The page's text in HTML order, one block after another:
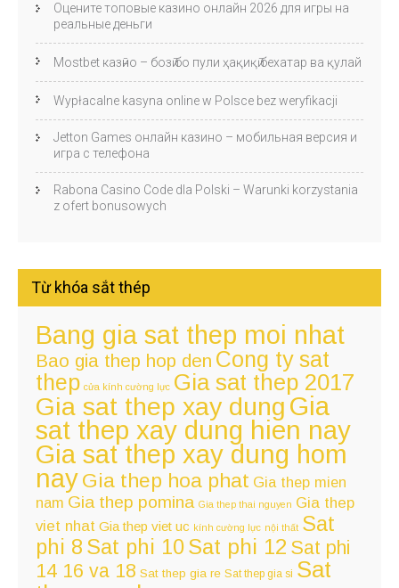
Оцените топовые казино онлайн 2026 для игры на
реальные деньги
Mostbet казӣно – бозӣ бо пули ҳақиқӣ бехатар ва қулай
Wypłacalne kasyna online w Polsce bez weryfikacji
Jetton Games онлайн казино – мобильная версия и
игра с телефона
Rabona Casino Code dla Polski – Warunki korzystania
z ofert bonusowych
Từ khóa sắt thép
Bang gia sat thep moi nhat
Bao gia thep hop den Cong ty sat
thep cửa kính cường lực Gia sat thep 2017
Gia sat thep xay dung Gia
sat thep xay dung hien nay
Gia sat thep xay dung hom
nayGia thep hoa phat Gia thep mien
nam Gia thep pomina Gia thep thai nguyen Gia thep
viet nhat Gia thep viet uc kính cường lực nội thất Sat
phi 8 Sat phi 10Sat phi 12 Sat phi
14 16 va 18 Sat thep gia re Sat thep gia si Sat